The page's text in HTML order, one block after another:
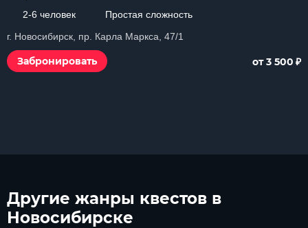
2-6 человек
Простая сложность
г. Новосибирск, пр. Карла Маркса, 47/1
Забронировать от 3 500 ₽
Другие жанры квестов в
Новосибирске